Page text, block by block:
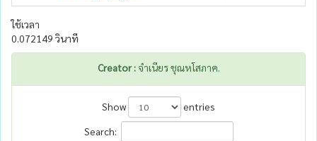
ใช้เวลา
0.072149 วินาที
Creator :จำเนียร ชุณหโสภาค.
Show
entries
Search: